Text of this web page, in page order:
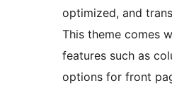
optimized, and
This theme comes
features such as
options for front